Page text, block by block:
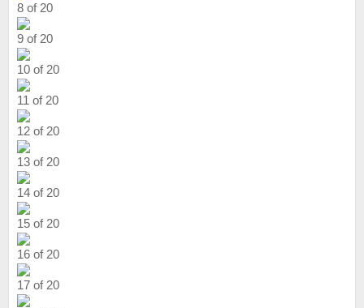
8 of 20
9 of 20
10 of 20
11 of 20
12 of 20
13 of 20
14 of 20
15 of 20
16 of 20
17 of 20